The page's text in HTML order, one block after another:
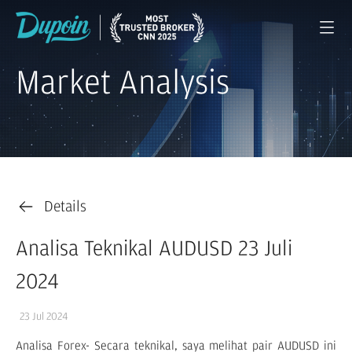
Market Analysis
Details
Analisa Teknikal AUDUSD 23 Juli
2024
23 Jul 2024
Analisa Forex- Secara teknikal, saya melihat pair AUDUSD ini